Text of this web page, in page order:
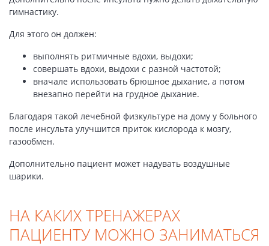
гимнастику.
Для этого он должен:
выполнять ритмичные вдохи, выдохи;
совершать вдохи, выдохи с разной частотой;
вначале использовать брюшное дыхание, а потом
внезапно перейти на грудное дыхание.
Благодаря такой лечебной физкультуре на дому у больного
после инсульта улучшится приток кислорода к мозгу,
газообмен.
Дополнительно пациент может надувать воздушные
шарики.
НА КАКИХ ТРЕНАЖЕРАХ
ПАЦИЕНТУ МОЖНО ЗАНИМАТЬСЯ